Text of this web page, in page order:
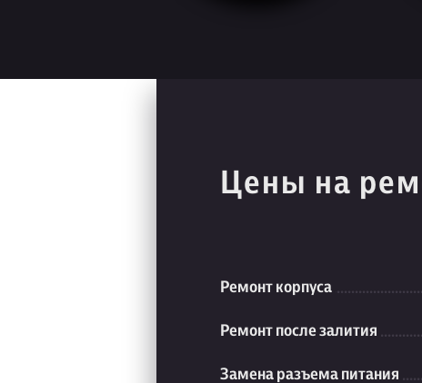
Цены на
Ремонт корпуса
Ремонт после залития
Замена разъема питания